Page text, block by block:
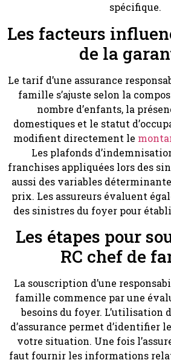
spécifique.
Les facteurs
de la
Le tarif d’une assurance
famille s’ajuste selon la
nombre d’enfants, la
domestiques et le statut
modifient directement le
Les plafonds
franchises appliquées lors des
aussi des variables
prix. Les assureurs évaluent
des sinistres du foyer pour
Les étapes pour
RC chef de
La souscription d’une
famille commence par une
besoins du foyer. L’utilisation
d’assurance permet d’identifier
votre situation. Une fois
faut fournir les informations